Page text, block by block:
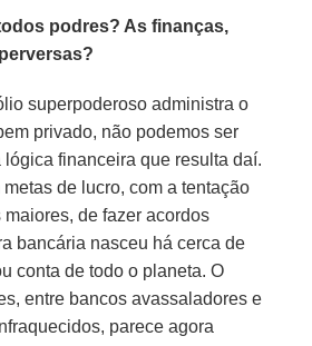
podres? As finanças,
superpoderoso administra o
privado, não podemos ser
financeira que resulta daí.
de lucro, com a tentação
maiores, de fazer acordos
bancária nasceu há cerca de
conta de todo o planeta. O
entre bancos avassaladores e
parece agora